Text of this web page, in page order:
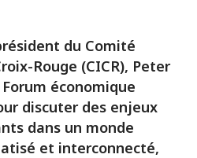
du Comité
Rouge (CICR), Peter
économique
discuter des enjeux
dans un monde
et interconnecté,